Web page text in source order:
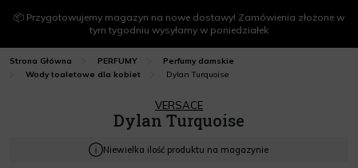
📦 Przygotowujemy magazyn na nowe dostawy! Zamówienia złożone w
tym tygodniu wysyłamy w poniedziałek
Strona Główna PERFUMY
Perfumy damskie
Wody toaletowe dla kobiet
Dylan Turquoise
VERSACE
Dylan Turquoise
Niewielka ilość produktu na magazynie